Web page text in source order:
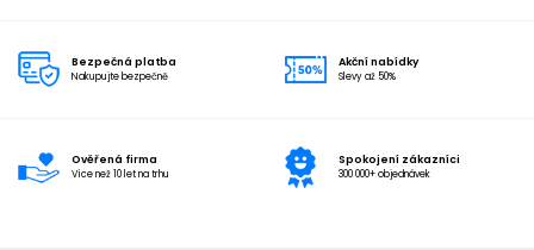
Bezpečná platba
Nakupujte bezpečně
Akční nabídky
Slevy až 50%
Ověřená firma
Více než 10 let na trhu
Spokojení zákazníci
300 000+ objednávek